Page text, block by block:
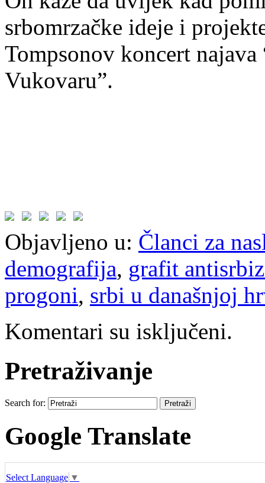
srbomrzačke ideje i
Tompsonov koncert
Vukovaru”.
Objavljeno u: Članci za
demografija, grafit
progoni, srbi u današnjoj
Komentari su isključeni.
Pretraživanje
Search for:
Google Translate
Select Language ▼